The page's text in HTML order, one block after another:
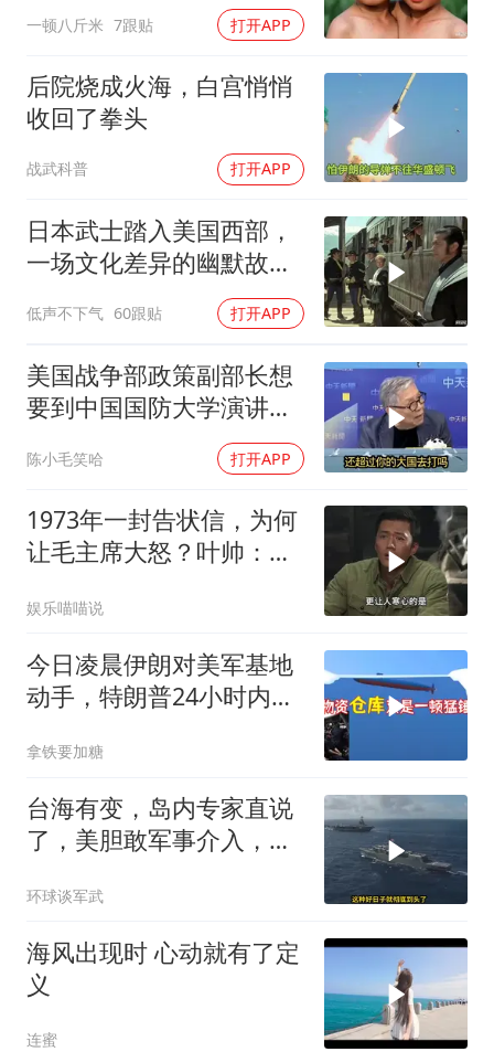
吴宜泽回应晋级中国赛16强
河南刑案嫌犯被抓 逃窜时伤害多人
乐享全民健身 共筑健康中国
一顿八斤米 7跟贴 打开APP
后院烧成火海，白宫悄悄
收回了拳头
战武科普 打开APP
日本武士踏入美国西部，
一场文化差异的幽默故事
低声不下气 60跟贴 打开APP
美国战争部政策副部长想
要到中国国防大学演讲？
陈小毛笑哈 打开APP
1973年一封告状信，为何
让毛主席大怒？叶帅：杀
娱乐喵喵说
今日凌晨伊朗对美军基地
动手，特朗普24小时内服
拿铁要加糖
台海有变，岛内专家直说
了，美胆敢军事介入，战
环球谈军武
海风出现时 心动就有了定
义
连蜜